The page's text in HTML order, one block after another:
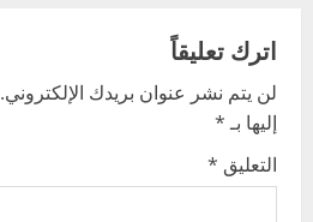
a
v
i
اترك تعليقاً
لن يتم نشر عنوان بريدك الإلكتروني.
إليها بـ*
التعليق *